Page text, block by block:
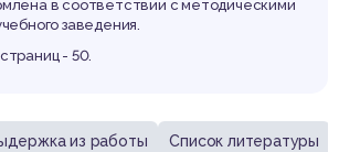
из работы Список литературы
в соответствии с методическими
заведения.
- 50.